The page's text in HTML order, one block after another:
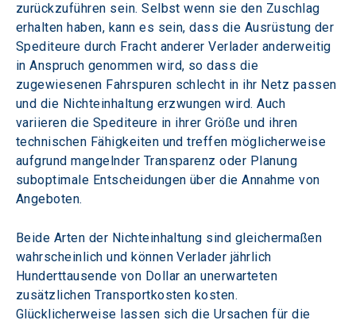
zurückzuführen sein. Selbst wenn sie den Zuschlag
erhalten haben, kann es sein, dass die Ausrüstung der
Spediteure durch Fracht anderer Verlader anderweitig
in Anspruch genommen wird, so dass die
zugewiesenen Fahrspuren schlecht in ihr Netz passen
und die Nichteinhaltung erzwungen wird. Auch
variieren die Spediteure in ihrer Größe und ihren
technischen Fähigkeiten und treffen möglicherweise
aufgrund mangelnder Transparenz oder Planung
suboptimale Entscheidungen über die Annahme von
Angeboten.
Beide Arten der Nichteinhaltung sind gleichermaßen
wahrscheinlich und können Verlader jährlich
Hunderttausende von Dollar an unerwarteten
zusätzlichen Transportkosten kosten.
Glücklicherweise lassen sich die Ursachen für die